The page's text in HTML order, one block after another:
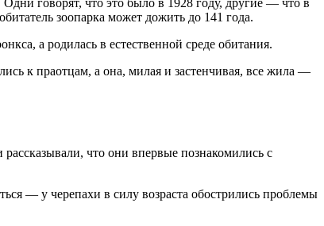
зоопарка может дожить до 141 года.
а родилась в естественной среде обитания.
к праотцам, а она, милая и застенчивая, все жила —
что они впервые познакомились с
— у черепахи в силу возраста обострились проблемы